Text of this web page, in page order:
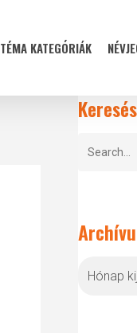
TÉMA KATEGÓRIÁK